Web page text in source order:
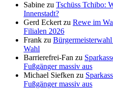
Sabine zu Tschüss Tchibo:
Innenstadt?
Gerd Eckert zu Rewe im
Filialen 2026
Frank zu
Wahl
Barrierefrei-Fan zu
Fußgänger massiv aus
Michael Siefken zu
Fußgänger massiv aus